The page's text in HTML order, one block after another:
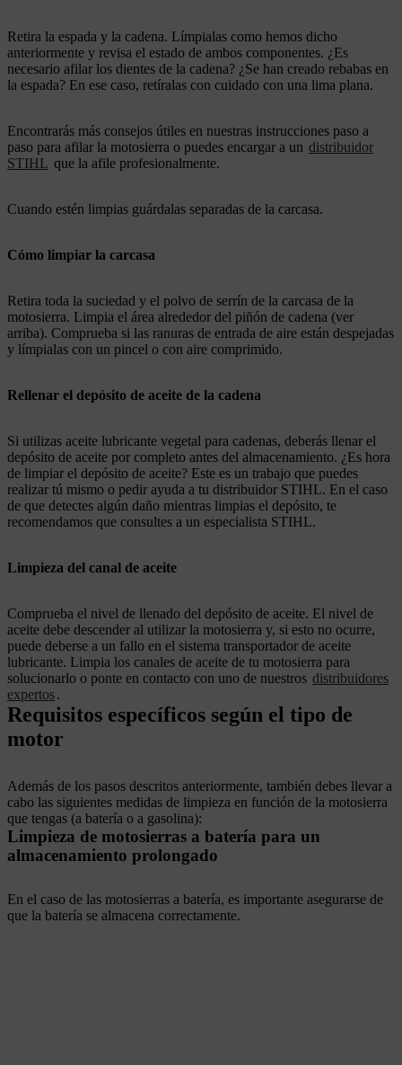
Retira la espada y la cadena. Límpialas como hemos dicho
anteriormente y revisa el estado de ambos componentes. ¿Es
necesario afilar los dientes de la cadena? ¿Se han creado rebabas en
la espada? En ese caso, retíralas con cuidado con una lima plana.
Encontrarás más consejos útiles en nuestras instrucciones paso a
paso para afilar la motosierra o puedes encargar a un distribuidor
STIHL que la afile profesionalmente.
Cuando estén limpias guárdalas separadas de la carcasa.
Cómo limpiar la carcasa
Retira toda la suciedad y el polvo de serrín de la carcasa de la
motosierra. Limpia el área alrededor del piñón de cadena (ver
arriba). Comprueba si las ranuras de entrada de aire están despejadas
y límpialas con un pincel o con aire comprimido.
Rellenar el depósito de aceite de la cadena
Si utilizas aceite lubricante vegetal para cadenas, deberás llenar el
depósito de aceite por completo antes del almacenamiento. ¿Es hora
de limpiar el depósito de aceite? Este es un trabajo que puedes
realizar tú mismo o pedir ayuda a tu distribuidor STIHL. En el caso
de que detectes algún daño mientras limpias el depósito, te
recomendamos que consultes a un especialista STIHL.
Limpieza del canal de aceite
Comprueba el nivel de llenado del depósito de aceite. El nivel de
aceite debe descender al utilizar la motosierra y, si esto no ocurre,
puede deberse a un fallo en el sistema transportador de aceite
lubricante. Limpia los canales de aceite de tu motosierra para
solucionarlo o ponte en contacto con uno de nuestros distribuidores
expertos.
Requisitos específicos según el tipo de
motor
Además de los pasos descritos anteriormente, también debes llevar a
cabo las siguientes medidas de limpieza en función de la motosierra
que tengas (a batería o a gasolina):
Limpieza de motosierras a batería para un
almacenamiento prolongado
En el caso de las motosierras a batería, es importante asegurarse de
que la batería se almacena correctamente.